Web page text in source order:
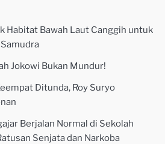
Habitat Bawah Laut Canggih untuk
Jokowi Bukan Mundur!
Ditunda, Roy Suryo
Berjalan Normal di Sekolah
Senjata dan Narkoba